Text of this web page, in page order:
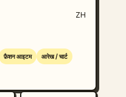
ZH
फ़ैशन आइटम आरेख / चार्ट